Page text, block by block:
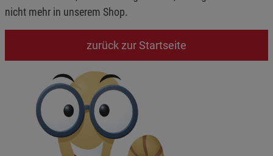
nicht mehr in unserem Shop.
zurück zur Startseite